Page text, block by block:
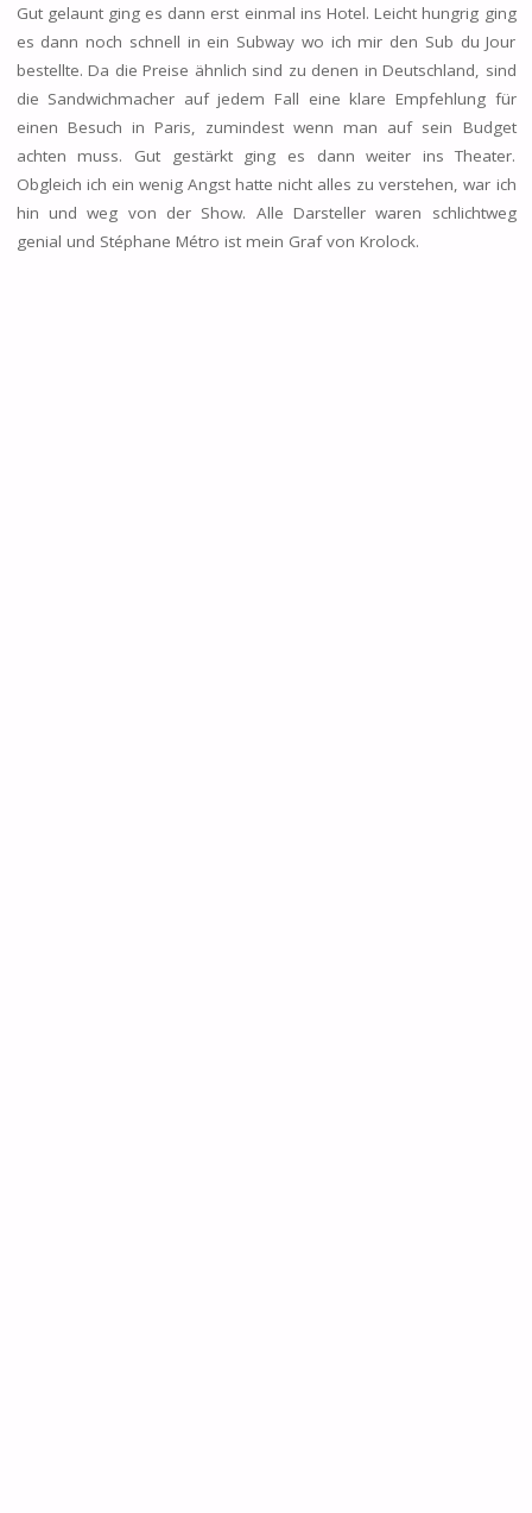
Gut gelaunt ging es dann erst einmal ins Hotel. Leicht hungrig ging
es dann noch schnell in ein Subway wo ich mir den Sub du Jour
bestellte. Da die Preise ähnlich sind zu denen in Deutschland, sind
die Sandwichmacher auf jedem Fall eine klare Empfehlung für
einen Besuch in Paris, zumindest wenn man auf sein Budget
achten muss. Gut gestärkt ging es dann weiter ins Theater.
Obgleich ich ein wenig Angst hatte nicht alles zu verstehen, war ich
hin und weg von der Show. Alle Darsteller waren schlichtweg
genial und Stéphane Métro ist mein Graf von Krolock.